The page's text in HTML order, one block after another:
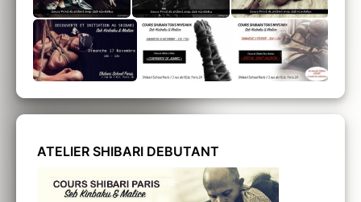
ATELIER SHIBARI DEBUTANT